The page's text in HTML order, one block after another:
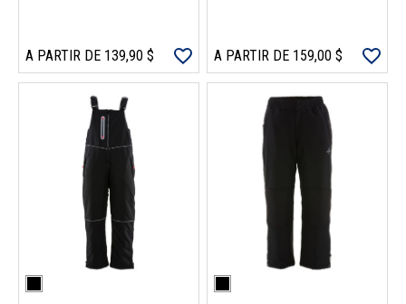
A PARTIR DE 139,90 $ A PARTIR DE 159,00 $